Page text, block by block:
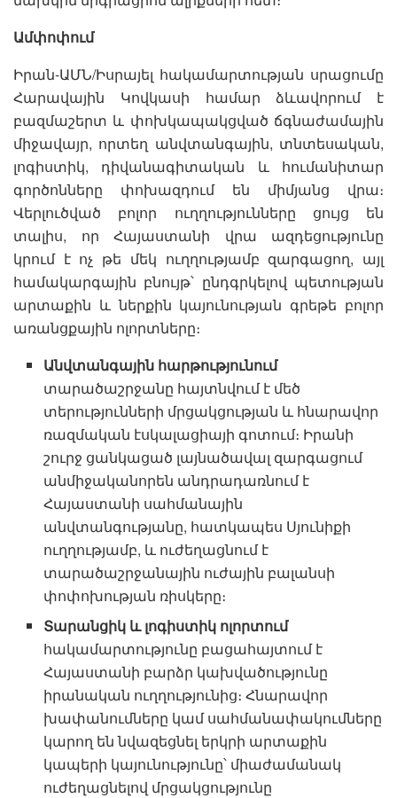
Ամփոփում
Իրան-ԱՄՆ/Իսրայել հակամարտության սրացումը
Հարավային Կովկասի համար ձևավորում է
բազմաշերտ և փոխկապակցված ճգնաժամային
միջավայր, որտեղ անվտանգային, տնտեսական,
լոգիստիկ, դիվանագիտական և հումանիտար
գործոնները փոխազդում են միմյանց վրա։
Վերլուծված բոլոր ուղղությունները ցույց են
տալիս, որ Հայաստանի վրա ազդեցությունը
կրում է ոչ թե մեկ ուղղությամբ զարգացող, այլ
համակարգային բնույթ՝ ընդգրկելով պետության
արտաքին և ներքին կայունության գրեթե բոլոր
առանցքային ոլորտները։
Անվտանգային հարթությունում
տարածաշրջանը հայտնվում է մեծ
տերությունների մրցակցության և հնարավոր
ռազմական էսկալացիայի գոտում։ Իրանի
շուրջ ցանկացած լայնածավալ զարգացում
անմիջականորեն անդրադառնում է
Հայաստանի սահմանային
անվտանգությանը, հատկապես Սյունիքի
ուղղությամբ, և ուժեղացնում է
տարածաշրջանային ուժային բալանսի
փոփոխության ռիսկերը։
Տարանցիկ և լոգիստիկ ոլորտում
հակամարտությունը բացահայտում է
Հայաստանի բարձր կախվածությունը
իրանական ուղղությունից։ Հնարավոր
խափանումները կամ սահմանափակումները
կարող են նվազեցնել երկրի արտաքին
կապերի կայունությունը՝ միաժամանակ
ուժեղացնելով մրցակցությունը